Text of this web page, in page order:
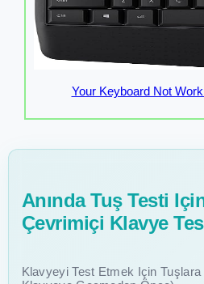
Your Keyboard Not
Anında Tuş Testi
Çevrimiçi Klavye
Klavyeyi Test Etmek Için Tuşlara